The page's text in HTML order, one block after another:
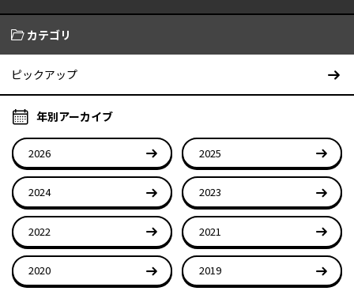
カテゴリ
ピックアップ
年別アーカイブ
2026 2025
2024 2023
2022 2021
2020 2019